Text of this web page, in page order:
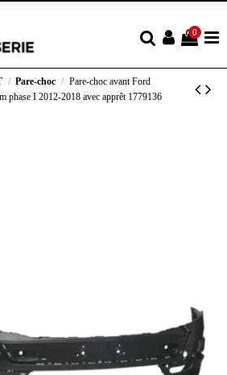
0
Pare-choc
Pare-choc avant Ford
phase I 2012-2018 avec apprêt 1779136